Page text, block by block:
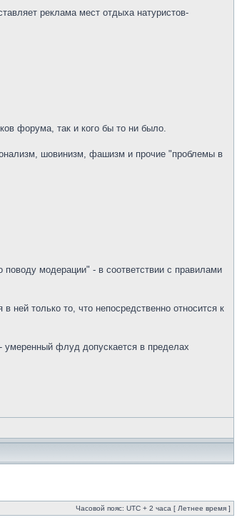
реклама мест отдыха натуристов-
форума, так и кого бы то ни было.
шовинизм, фашизм и прочие "проблемы в
модерации" - в соответствии с правилами
ней только то, что непосредственно относится к
флуд допускается в пределах
Часовой пояс: UTC + 2 часа [ Летнее время ]